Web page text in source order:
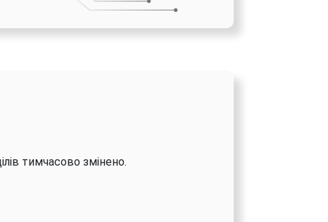
тимчасово змінено.